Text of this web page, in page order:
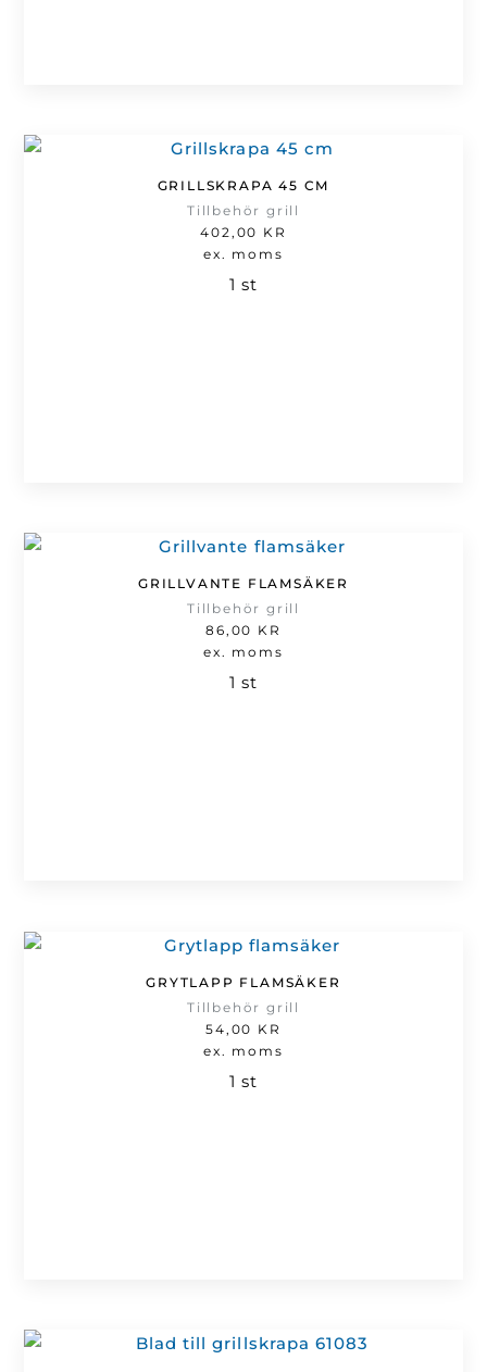
GRILLSKRAPA 45 CM
Tillbehör grill
402,00 KR
ex. moms
1 st
GRILLVANTE FLAMSÄKER
Tillbehör grill
86,00 KR
ex. moms
1 st
GRYTLAPP FLAMSÄKER
Tillbehör grill
54,00 KR
ex. moms
1 st